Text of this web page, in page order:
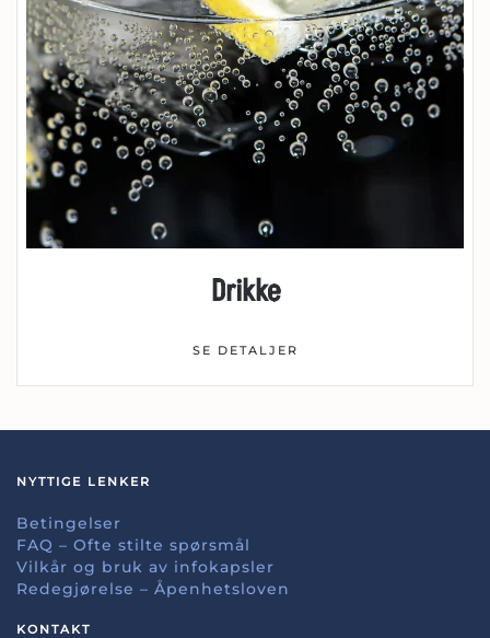
Drikke
SE DETALJER
NYTTIGE LENKER
Betingelser
FAQ – Ofte stilte spørsmål
Vilkår og bruk av infokapsler
Redegjørelse – Åpenhetsloven
KONTAKT